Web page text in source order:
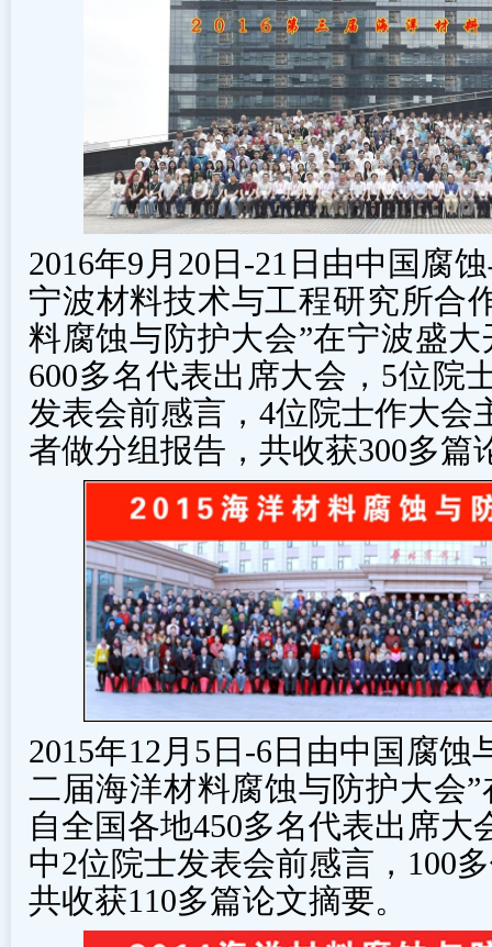
2016年9月20日-21日由中国腐
宁波材料技术与工程研究所合
料腐蚀与防护大会”在宁波盛
600多名代表出席大会，5位院
发表会前感言，4位院士作大会
者做分组报告，共收获300多篇
2015年12月5日-6日由中国腐蚀
二届海洋材料腐蚀与防护大会
自全国各地450多名代表出席
中2位院士发表会前感言，100
共收获110多篇论文摘要。